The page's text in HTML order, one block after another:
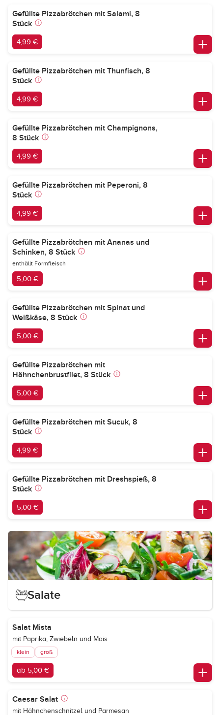
Gefüllte Pizzabrötchen mit Salami, 8
Stück
4,99 €
Gefüllte Pizzabrötchen mit Thunfisch, 8
Stück
4,99 €
Gefüllte Pizzabrötchen mit Champignons,
8 Stück
4,99 €
Gefüllte Pizzabrötchen mit Peperoni, 8
Stück
4,99 €
Gefüllte Pizzabrötchen mit Ananas und
Schinken, 8 Stück
enthällt Formfleisch
5,00 €
Gefüllte Pizzabrötchen mit Spinat und
Weißkäse, 8 Stück
5,00 €
Gefüllte Pizzabrötchen mit
Hähnchenbrustfilet, 8 Stück
5,00 €
Gefüllte Pizzabrötchen mit Sucuk, 8
Stück
4,99 €
Gefüllte Pizzabrötchen mit Dreshspieß, 8
Stück
5,00 €
Salate
Salat Mista
mit Paprika, Zwiebeln und Mais
klein groß
ab 5,00 €
Caesar Salat
mit Hähnchenschnitzel und Parmesan